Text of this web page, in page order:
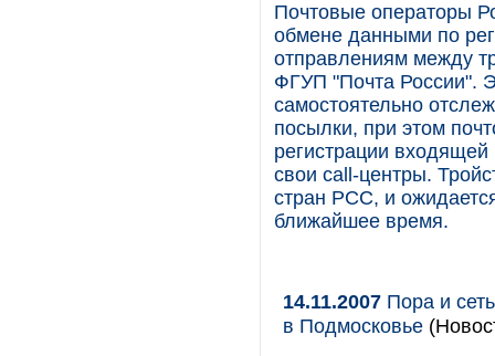
Почтовые операторы
обмене данными по
отправлениям между
ФГУП "Почта России".
самостоятельно
посылки, при этом
регистрации
свои call-центры.
стран РСС, и
ближайшее время.
14.11.2007 Пора и
в Подмосковье